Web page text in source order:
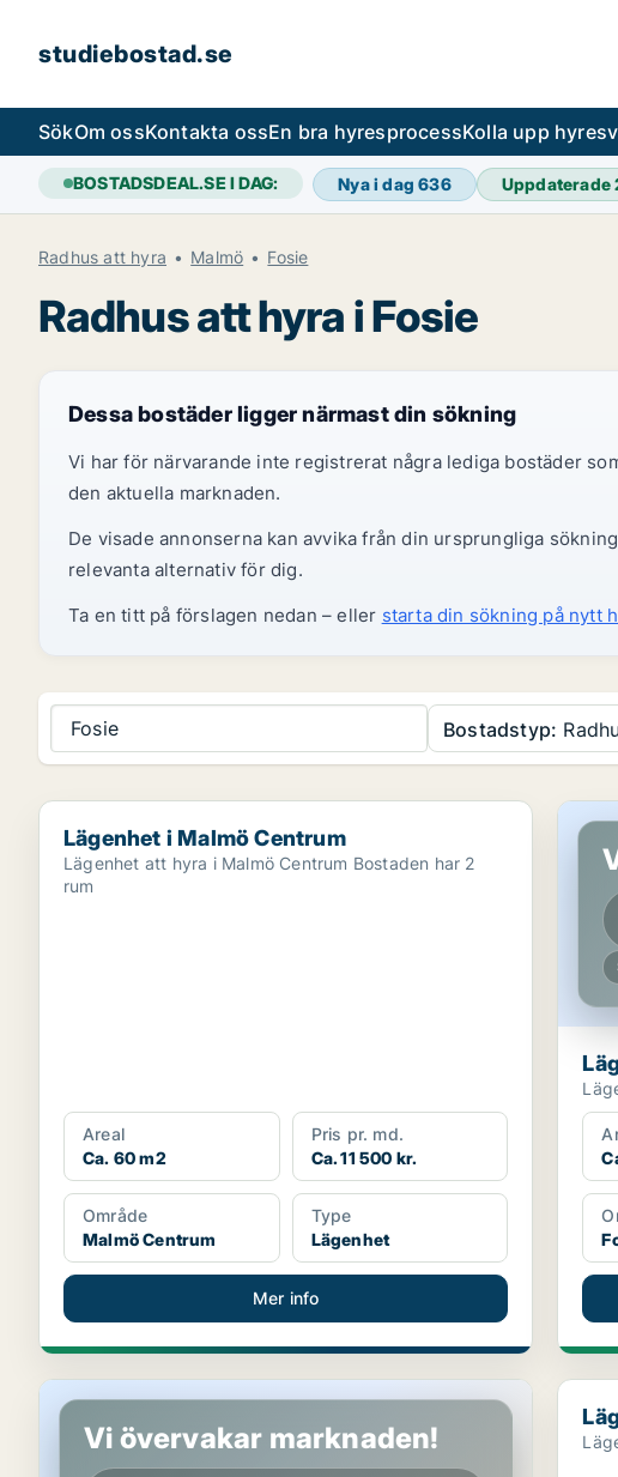
studiebostad.se
SökOm ossKontakta ossEn bra hyresprocessKolla upp
BOSTADSDEAL.SE I DAG: Nya i dag636 Uppdaterade
Radhus att hyra Malmö Fosie
Radhus att hyra i Fosie
Dessa bostäder ligger närmast din sökning
Vi har för närvarande inte registrerat några lediga bostäder
den aktuella marknaden.
De visade annonserna kan avvika från din ursprungliga
relevanta alternativ för dig.
Ta en titt på förslagen nedan – eller starta din sökning på nytt
Fosie Bostadstyp:
Lägenhet i Malmö Centrum
Lägenhet i Malmö Centrum
Lägenhet att hyra i Malmö Centrum Bostaden har 2
rum
Areal
Ca. 60 m2
Pris pr. md.
Ca. 11 500 kr.
Område
Malmö Centrum
Type
Lägenhet
Mer info
Lägenhet i Malmö Centrum
Vi övervakar marknaden!